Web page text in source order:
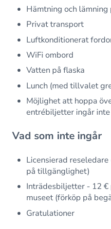
Hämtning och
Privat transport
Luftkonditionerat
WiFi ombord
Vatten på flaska
Lunch (med tillvalet
Möjlighet att hoppa
entrébiljetter ingår inte
Vad som inte ingår
Licensierad
på tillgänglighet)
Inträdesbiljetter - 12
museet (förköp på
Gratulationer